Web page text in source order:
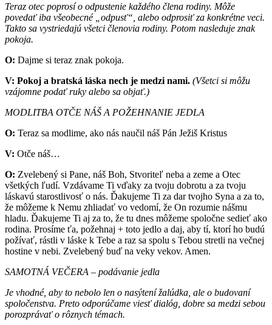
Teraz otec poprosí o odpustenie každého člena rodiny. Môže
povedať iba všeobecné „odpusť“, alebo odprosiť za konkrétne veci.
Takto sa vystriedajú všetci členovia rodiny. Potom nasleduje znak
pokoja.
O: Dajme si teraz znak pokoja.
V: Pokoj a bratská láska nech je medzi nami. (Všetci si môžu
vzájomne podať ruky alebo sa objať.)
MODLITBA OTČE NÁŠ A POŽEHNANIE JEDLA
O: Teraz sa modlime, ako nás naučil náš Pán Ježiš Kristus
V: Otče náš…
O: Zvelebený si Pane, náš Boh, Stvoriteľ neba a zeme a Otec
všetkých ľudí. Vzdávame Ti vďaky za tvoju dobrotu a za tvoju
láskavú starostlivosť o nás. Ďakujeme Ti za dar tvojho Syna a za to,
že môžeme k Nemu zhliadať vo vedomí, že On rozumie nášmu
hladu. Ďakujeme Ti aj za to, že tu dnes môžeme spoločne sedieť ako
rodina. Prosíme ťa, požehnaj + toto jedlo a daj, aby tí, ktorí ho budú
požívať, rástli v láske k Tebe a raz sa spolu s Tebou stretli na večnej
hostine v nebi. Zvelebený buď na veky vekov. Amen.
SAMOTNÁ VEČERA – podávanie jedla
Je vhodné, aby to nebolo len o nasýtení žalúdka, ale o budovaní
spoločenstva. Preto odporúčame viesť dialóg, dobre sa medzi sebou
porozprávať o rôznych témach.